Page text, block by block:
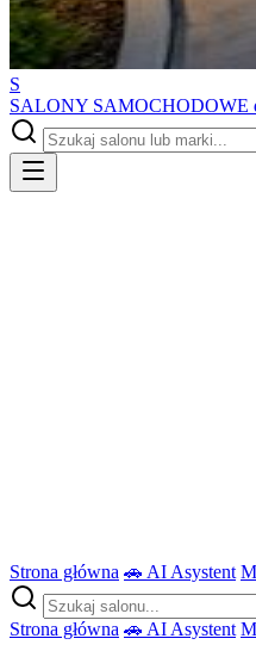
S
SALONY SAMOCHODOWE
Strona główna 🚗 AI Asystent
Strona główna 🚗 AI Asystent